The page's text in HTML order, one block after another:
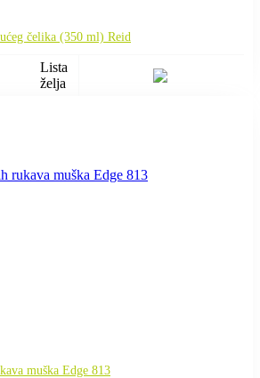
čelika (350 ml) Reid
Lista
želja
muška Edge 813